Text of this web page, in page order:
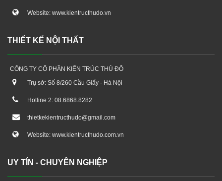
Website: www.kientructhudo.vn
THIẾT KẾ NỘI THẤT
CÔNG TY CỔ PHẦN KIẾN TRÚC THỦ ĐÔ
Trụ sở: Số 8/260 Cầu Giấy - Hà Nội
Hotline 2: 08.6868.8282
thietkekientructhudo@gmail.com
Website: www.kientructhudo.com.vn
UY TÍN - CHUYÊN NGHIỆP